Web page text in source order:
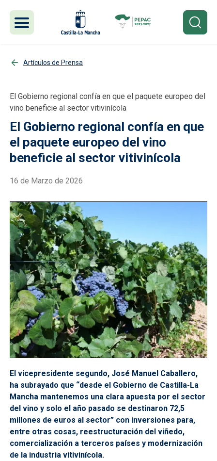
Artículos de Prensa
El Gobierno regional confía en que el paquete europeo del
vino beneficie al sector vitivinícola
El Gobierno regional confía en que
el paquete europeo del vino
beneficie al sector vitivinícola
16 de Marzo de 2026
El vicepresidente segundo, José Manuel Caballero,
ha subrayado que “desde el Gobierno de Castilla-La
Mancha mantenemos una clara apuesta por el sector
del vino y solo el año pasado se destinaron 72,5
millones de euros al sector” con inversiones para,
entre otras cosas, reestructuración del viñedo,
comercialización a terceros países y modernización
de la industria vitivinícola.